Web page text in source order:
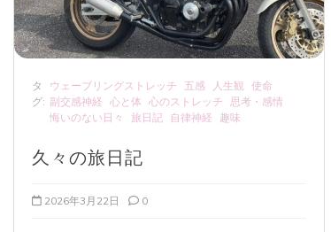
タ
グ:
ウェーブリングストレッチ 五感 人生観
使命
副交感神経 心と体 心のストレッチ
思考・感情
悔いのない日々
旅日記 自律神経 趣味
久々の旅日記
2026年3月22日 0